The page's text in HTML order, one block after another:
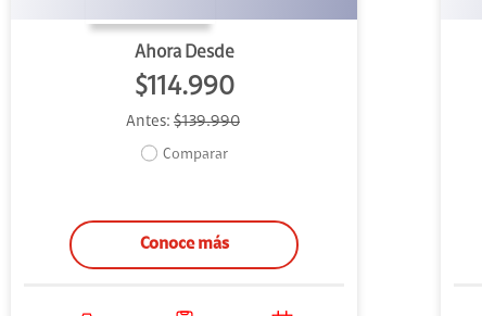
Ahora Desde
$114.990
Antes: $139.990
Comparar
Conoce más